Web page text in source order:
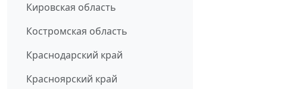
Кировская область
Костромская область
Краснодарский край
Красноярский край